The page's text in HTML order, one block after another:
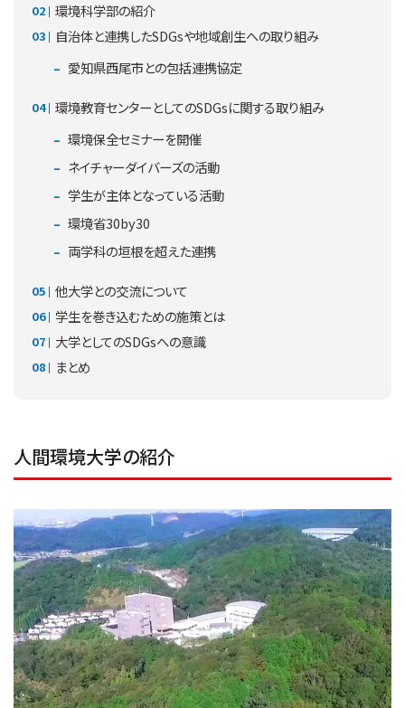
環境科学部の紹介
自治体と連携したSDGsや地域創生への取り組み
愛知県西尾市との包括連携協定
環境教育センターとしてのSDGsに関する取り組み
環境保全セミナーを開催
ネイチャーダイバーズの活動
学生が主体となっている活動
環境省30by30
両学科の垣根を超えた連携
他大学との交流について
学生を巻き込むための施策とは
大学としてのSDGsへの意識
まとめ
人間環境大学の紹介